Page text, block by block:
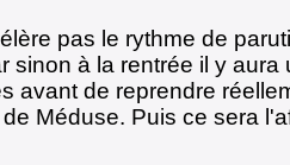
pas le rythme de
sinon à la rentrée il y
avant de reprendre
Méduse. Puis ce sera